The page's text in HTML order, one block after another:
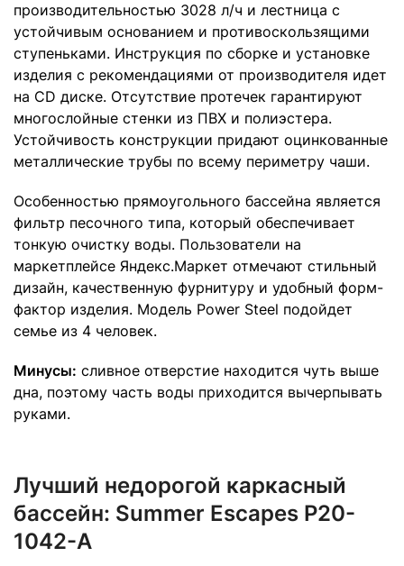
производительностью 3028 л/ч и лестница с
устойчивым основанием и противоскользящими
ступеньками. Инструкция по сборке и установке
изделия с рекомендациями от производителя идет
на CD диске. Отсутствие протечек гарантируют
многослойные стенки из ПВХ и полиэстера.
Устойчивость конструкции придают оцинкованные
металлические трубы по всему периметру чаши.
Особенностью прямоугольного бассейна является
фильтр песочного типа, который обеспечивает
тонкую очистку воды. Пользователи на
маркетплейсе Яндекс.Маркет отмечают стильный
дизайн, качественную фурнитуру и удобный форм-
фактор изделия. Модель Power Steel подойдет
семье из 4 человек.
Минусы: сливное отверстие находится чуть выше
дна, поэтому часть воды приходится вычерпывать
руками.
Лучший недорогой каркасный
бассейн: Summer Escapes P20-
1042-A